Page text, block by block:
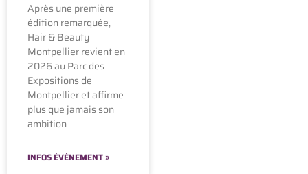
Après une première
édition remarquée,
Hair & Beauty
Montpellier revient en
2026 au Parc des
Expositions de
Montpellier et affirme
plus que jamais son
ambition
INFOS ÉVÉNEMENT »